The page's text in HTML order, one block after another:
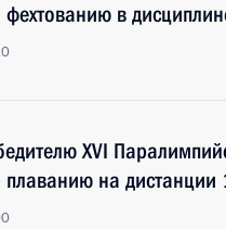
фехтованию в
XVI
плаванию на